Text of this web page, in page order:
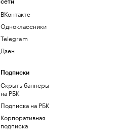
сети
ВКонтакте
Одноклассники
Telegram
Дзен
Подписки
Скрыть баннеры
на РБК
Подписка на РБК
Корпоративная
подписка